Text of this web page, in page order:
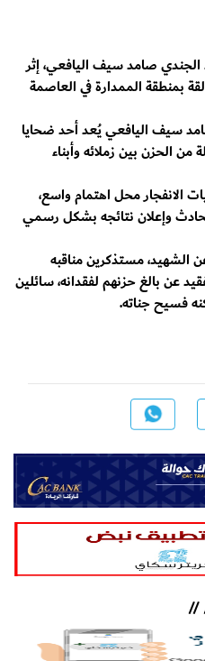
صامد سيف اليافعي، إثر
بمنطقة الممدارة في العاصمة
سيف اليافعي يُعد أحد ضحايا
الحزن بين زملائه وأبناء
الانفجار محل اهتمام واسع،
وإعلان نتائجه بشكل رسمي
مستذكرين مناقبه
عن بالغ حزنهم لفقدانه، سائلين
فسيح جناته.
//